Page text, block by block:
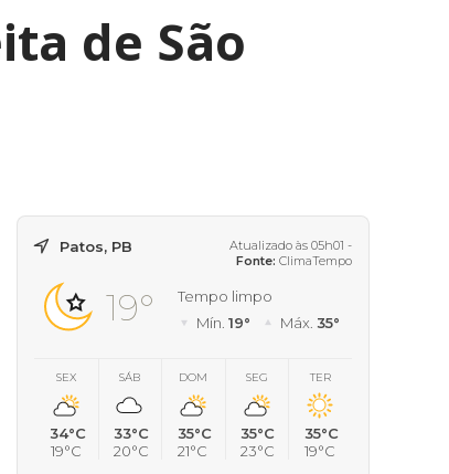
de São
Patos, PB
Atualizado às 05h01 -
Fonte: ClimaTempo
19°
Tempo limpo
Mín. 19° Máx. 35°
SEX
34°C
19°C
SÁB
33°C
20°C
DOM
35°C
21°C
SEG
35°C
23°C
TER
35°C
19°C